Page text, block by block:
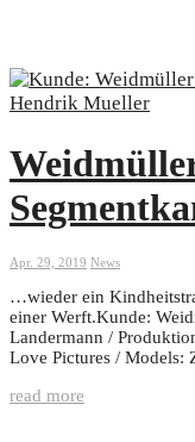
Apr. 29, 2019 News
…wieder ein
einer Werft.Kunde:
Landermann /
Love Pictures / Models:
read more